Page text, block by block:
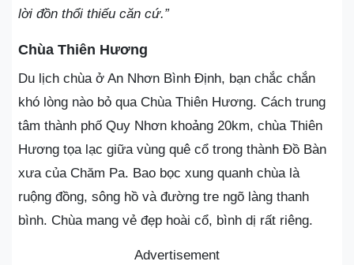
lời đồn thổi thiếu căn cứ.”
Chùa Thiên Hương
Du lịch chùa ở An Nhơn Bình Định, bạn chắc chắn
khó lòng nào bỏ qua Chùa Thiên Hương. Cách trung
tâm thành phố Quy Nhơn khoảng 20km, chùa Thiên
Hương tọa lạc giữa vùng quê cổ trong thành Đồ Bàn
xưa của Chăm Pa. Bao bọc xung quanh chùa là
ruộng đồng, sông hồ và đường tre ngõ làng thanh
bình. Chùa mang vẻ đẹp hoài cổ, bình dị rất riêng.
Advertisement